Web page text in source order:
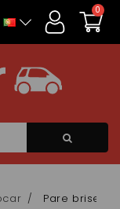
0
Pare brise